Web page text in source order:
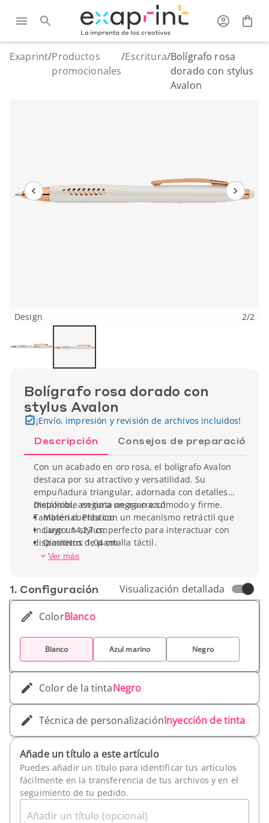
Exaprint/Productos
promocionales
/Escritura/Bolígrafo rosa
dorado con stylus
Avalon
Design 2/2
Bolígrafo rosa dorado con
stylus Avalon
¡Envío, impresión y revisión de archivos incluidos!
Descripción Consejos de preparación
Con un acabado en oro rosa, el bolígrafo Avalon
destaca por su atractivo y versatilidad. Su
empuñadura triangular, adornada con detalles
metálicos, asegura un agarre cómodo y firme.
También cuenta con un mecanismo retráctil que
incluye un stylus, perfecto para interactuar con
dispositivos de pantalla táctil.
Disponible en tinta negra o azul
Material: Plástico
Largo: 14,27 cm
Diametro: 1,04 cm
Peso unitario: 18,14 g
Ver más
1. Conf­iguración Visualización detallada
ColorBlanco
Blanco Azul marino Negro
Color de la tintaNegro
Técnica de personalizaciónInyección de tinta
Añade un título a este artículo
Puedes añadir un título para identificar tus artículos
fácilmente en la transferencia de tus archivos y en el
seguimiento de tu pedido.
Añadir un título (opcional)